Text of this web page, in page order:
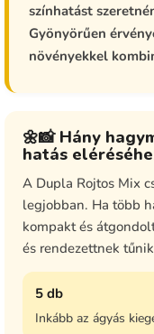
színhatást
Gyönyörűen
növényekkel
🌼📸 Hány
hatás
A Dupla Rojtos Mix
legjobban. Ha több
kompakt és
és rendezettnek
5 db
Inkább az ágyás